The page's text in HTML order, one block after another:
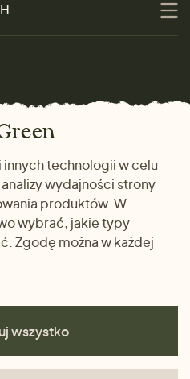
technologii w celu
wydajności strony
produktów. W
wybrać, jakie typy
Zgodę można w każdej
wszystko